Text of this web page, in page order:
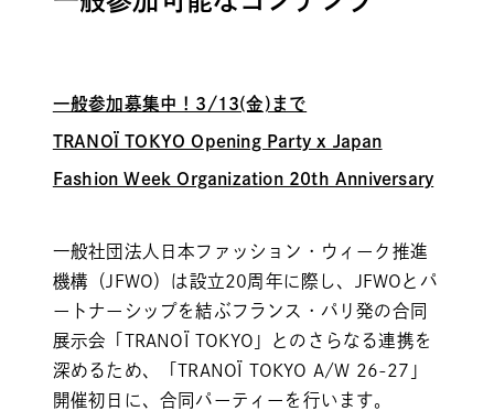
一般参加募集中！3/13(金)まで
TRANOÏ TOKYO Opening Party x Japan
Fashion Week Organization 20th Anniversary
一般社団法人日本ファッション・ウィーク推進
機構（JFWO）は設立20周年に際し、JFWOとパ
ートナーシップを結ぶフランス・パリ発の合同
展示会「TRANOÏ TOKYO」とのさらなる連携を
深めるため、「TRANOÏ TOKYO A/W 26-27」
開催初日に、合同パーティーを行います。